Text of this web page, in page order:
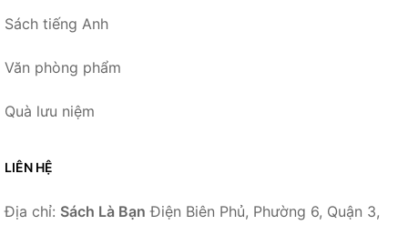
Sách tiếng Anh
Văn phòng phẩm
Quà lưu niệm
LIÊN HỆ
Địa chỉ: Sách Là Bạn Điện Biên Phủ, Phường 6, Quận 3,